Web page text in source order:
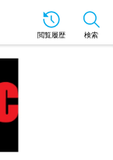
閲覧履歴 検索